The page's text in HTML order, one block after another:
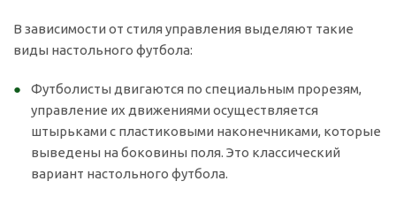
В зависимости от стиля управления выделяют такие
виды настольного футбола:
Футболисты двигаются по специальным прорезям,
управление их движениями осуществляется
штырьками с пластиковыми наконечниками, которые
выведены на боковины поля. Это классический
вариант настольного футбола.